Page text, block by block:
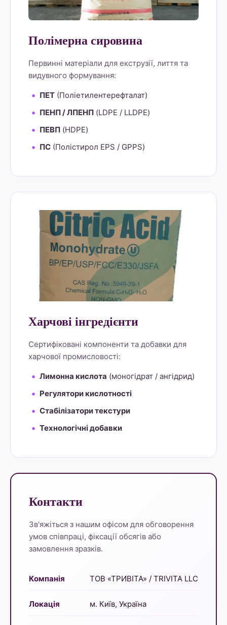
Полімерна сировина
Первинні матеріали для екструзії, лиття та
видувного формування:
ПЕТ (Поліетилентерефталат)
ПЕНП / ЛПЕНП (LDPE / LLDPE)
ПЕВП (HDPE)
ПС (Полістирол EPS / GPPS)
Харчові інгредієнти
Сертифіковані компоненти та добавки для
харчової промисловості:
Лимонна кислота (моногідрат / ангідрид)
Регулятори кислотності
Стабілізатори текстури
Технологічні добавки
Контакти
Зв'яжіться з нашим офісом для обговорення
умов співпраці, фіксації обсягів або
замовлення зразків.
Компанія ТОВ «ТРИВІТА» / TRIVITA LLC
Локація м. Київ, Україна